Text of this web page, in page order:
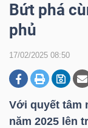
Bứt phá
phủ
17/02/2025 08:50
Với quyết tâm
năm 2025 lên
CHỨNG
KHOÁN
DOANH
NGHIỆP